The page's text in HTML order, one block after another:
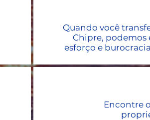
Quando você
Chipre,
esforço e
Encontre